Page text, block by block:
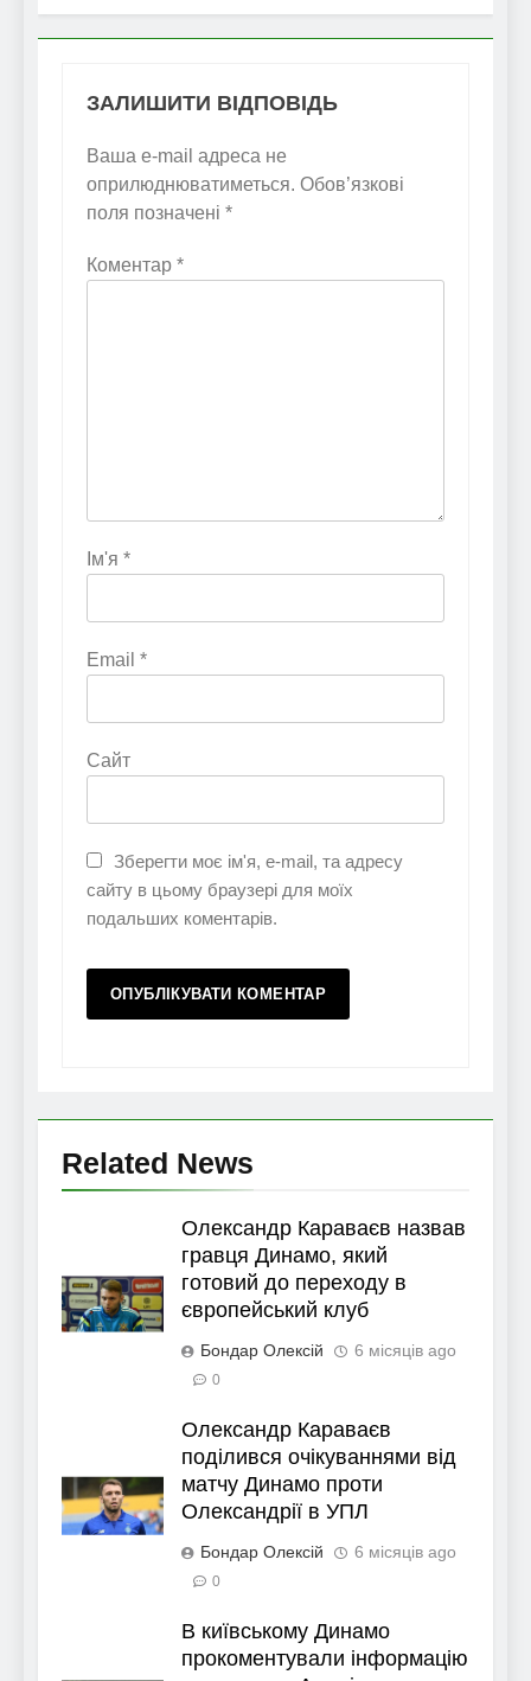
ЗАЛИШИТИ ВІДПОВІДЬ
Ваша e-mail адреса не
оприлюднюватиметься. Обов’язкові
поля позначені *
Коментар *
Ім'я *
Email *
Сайт
Зберегти моє ім'я, e-mail, та адресу
сайту в цьому браузері для моїх
подальших коментарів.
Related News
Олександр Караваєв назвав
гравця Динамо, який
готовий до переходу в
європейський клуб
Бондар Олексій 6 місяців ago
0
Олександр Караваєв
поділився очікуваннями від
матчу Динамо проти
Олександрії в УПЛ
Бондар Олексій 6 місяців ago
0
В київському Динамо
прокоментували інформацію